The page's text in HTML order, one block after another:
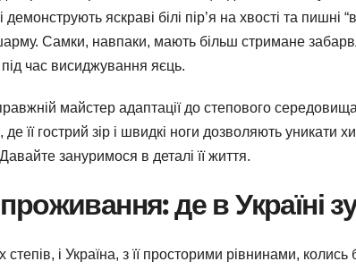
демонструють яскраві білі пір’я на хвості та пишні
Самки, навпаки, мають більш стримане
час висиджування яєць.
майстер адаптації до степового
її гострий зір і швидкі ноги дозволяють уникати
зануримося в деталі її життя.
де в Україні
степів, і Україна, з її просторими рівнинами,